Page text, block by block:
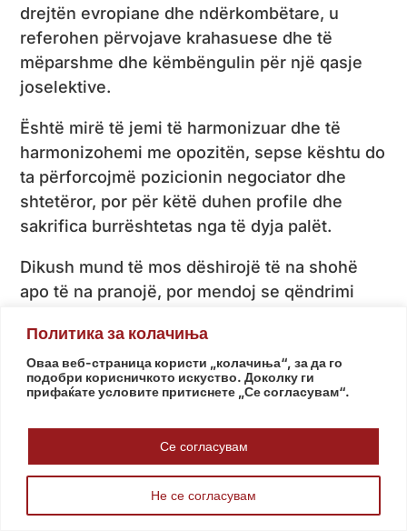
Политика за колачиња
Оваа веб-страница користи „колачиња“, за да го
подобри корисничкото искуство. Доколку ги
прифаќате условите притиснете „Се согласувам“.
Не се согласувам
Се согласувам
drejtën evropiane dhe ndërkombëtare, u
referohen përvojave krahasuese dhe të
mëparshme dhe këmbëngulin për një qasje
joselektive.
Është mirë të jemi të harmonizuar dhe të
harmonizohemi me opozitën, sepse kështu do
ta përforcojmë pozicionin negociator dhe
shtetëror, por për këtë duhen profile dhe
sakrifica burrështetas nga të dyja palët.
Dikush mund të mos dëshirojë të na shohë
apo të na pranojë, por mendoj se qëndrimi
njëjti si më parë: Mjafton të ndiqni fjalimin e
ambasadorëve, si dhe të përfaqësuesve më të
lartë të BE-së dhe ta krahasoni me atë para
nëse dëshironi, sigurisht. Një nga fjalët më të
përdorura është debilateralizimi i procesit të
negociatave, eliminimi i çështjeve bilaterale
nga integrimi evropian. Sinqerisht, u desh